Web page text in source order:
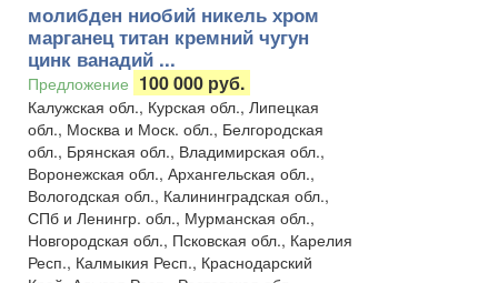
молибден ниобий никель хром
марганец титан кремний чугун
цинк ванадий ...
Предложение 100 000 руб.
Калужская обл., Курская обл., Липецкая
обл., Москва и Моск. обл., Белгородская
обл., Брянская обл., Владимирская обл.,
Воронежская обл., Архангельская обл.,
Вологодская обл., Калининградская обл.,
СПб и Ленингр. обл., Мурманская обл.,
Новгородская обл., Псковская обл., Карелия
Респ., Калмыкия Респ., Краснодарский